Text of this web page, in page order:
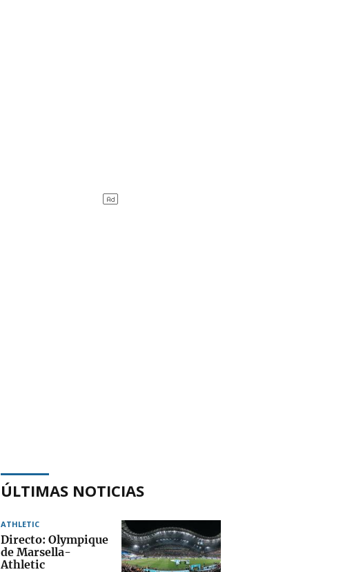
ÚLTIMAS NOTICIAS
ATHLETIC
Directo: Olympique
de Marsella-
Athletic